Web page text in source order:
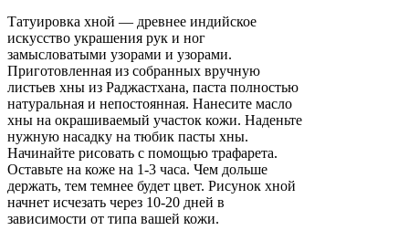
Татуировка хной — древнее индийское
искусство украшения рук и ног
замысловатыми узорами и узорами.
Приготовленная из собранных вручную
листьев хны из Раджастхана, паста полностью
натуральная и непостоянная. Нанесите масло
хны на окрашиваемый участок кожи. Наденьте
нужную насадку на тюбик пасты хны.
Начинайте рисовать с помощью трафарета.
Оставьте на коже на 1-3 часа. Чем дольше
держать, тем темнее будет цвет. Рисунок хной
начнет исчезать через 10-20 дней в
зависимости от типа вашей кожи.